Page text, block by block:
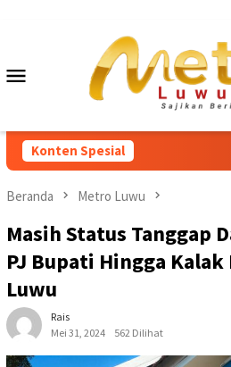
Mobile
Konten Spesial
Beranda Metro Luwu
Masih Status Tanggap
PJ Bupati Hingga
Luwu
Rais
Mei 31, 2024
562 Dilihat